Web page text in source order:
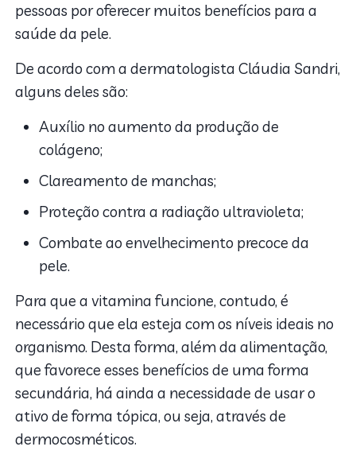
pessoas por oferecer muitos benefícios para a
saúde da pele.
De acordo com a dermatologista Cláudia Sandri,
alguns deles são:
Auxílio no aumento da produção de
colágeno;
Clareamento de manchas;
Proteção contra a radiação ultravioleta;
Combate ao envelhecimento precoce da
pele.
Para que a vitamina funcione, contudo, é
necessário que ela esteja com os níveis ideais no
organismo. Desta forma, além da alimentação,
que favorece esses benefícios de uma forma
secundária, há ainda a necessidade de usar o
ativo de forma tópica, ou seja, através de
dermocosméticos.